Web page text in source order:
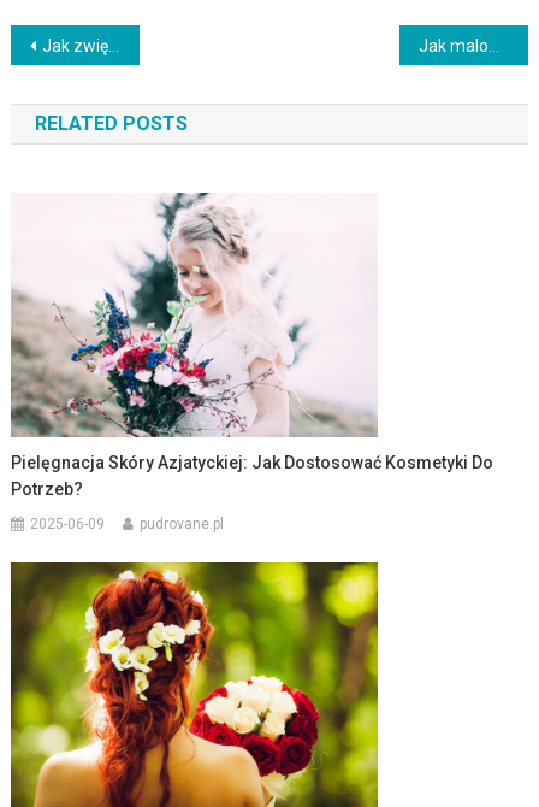
Nawigacja
wpisu
Jak zwiększyć objętość oklapniętych włosów? Skuteczne metody i porady
RELATED POSTS
Pielęgnacja Skóry Azjatyckiej: Jak Dostosować Kosmetyki Do
Potrzeb?
2025-06-09 pudrovane.pl